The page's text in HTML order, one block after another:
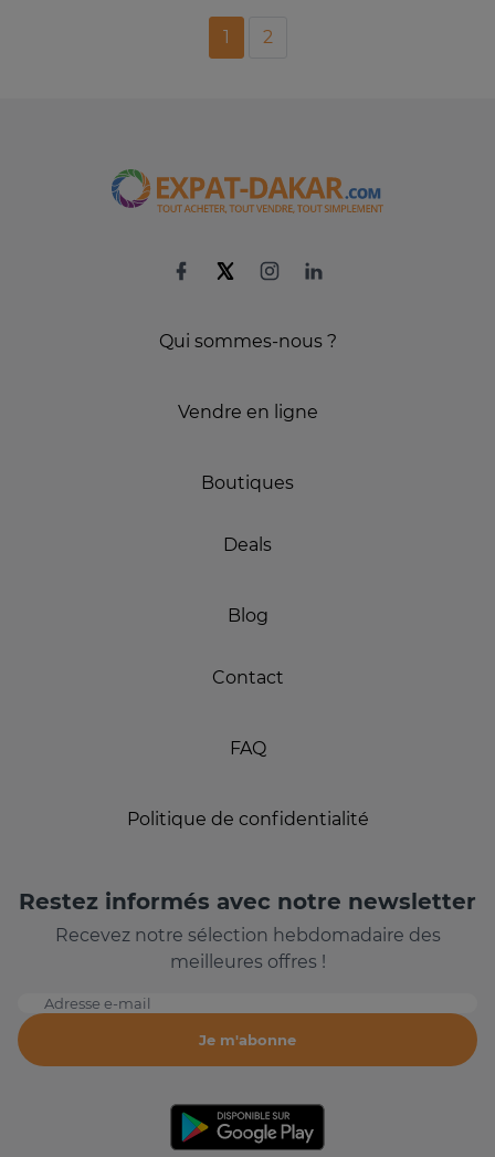
1 2
Qui sommes-nous ?
Vendre en ligne
Boutiques
Deals
Blog
Contact
FAQ
Politique de confidentialité
Restez informés avec notre newsletter
Recevez notre sélection hebdomadaire des
meilleures offres !
Adresse e-mail
Je m'abonne